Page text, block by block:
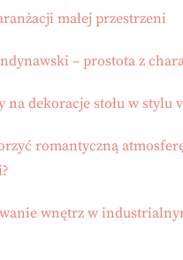
małej przestrzeni
– prostota z
na dekoracje stołu w stylu
romantyczną
wnętrz w